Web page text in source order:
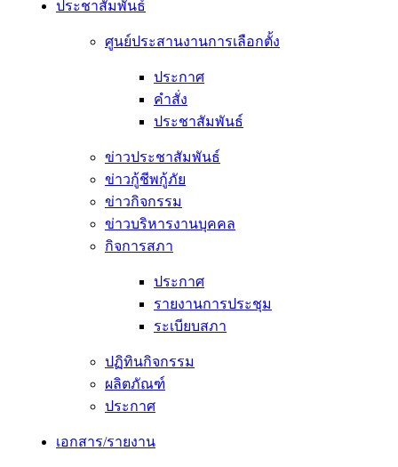
ประชาสัมพันธ์
ศูนย์ประสานงานการเลือกตั้ง
ประกาศ
คำสั่ง
ประชาสัมพันธ์
ข่าวประชาสัมพันธ์
ข่าวกู้ชีพกู้ภัย
ข่าวกิจกรรม
ข่าวบริหารงานบุคคล
กิจการสภา
ประกาศ
รายงานการประชุม
ระเบียบสภา
ปฏิทินกิจกรรม
ผลิตภัณฑ์
ประกาศ
เอกสาร/รายงาน